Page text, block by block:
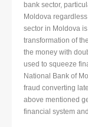
bank sector,
Moldova
sector in Moldova
transformation of
the money with
used to squeeze
National Bank of
fraud converting
above mentioned
financial system